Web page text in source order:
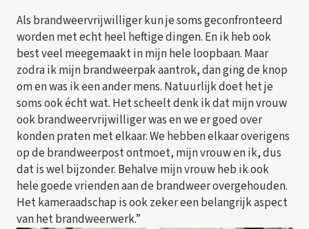
Als brandweervrijwilliger kun je soms geconfronteerd
worden met echt heel heftige dingen. En ik heb ook
best veel meegemaakt in mijn hele loopbaan. Maar
zodra ik mijn brandweerpak aantrok, dan ging de knop
om en was ik een ander mens. Natuurlijk doet het je
soms ook écht wat. Het scheelt denk ik dat mijn vrouw
ook brandweervrijwilliger was en we er goed over
konden praten met elkaar. We hebben elkaar overigens
op de brandweerpost ontmoet, mijn vrouw en ik, dus
dat is wel bijzonder. Behalve mijn vrouw heb ik ook
hele goede vrienden aan de brandweer overgehouden.
Het kameraadschap is ook zeker een belangrijk aspect
van het brandweerwerk.”